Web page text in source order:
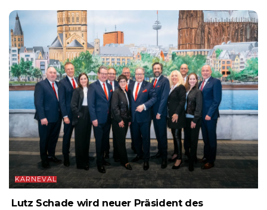
KARNEVAL
Lutz Schade wird neuer Präsident des